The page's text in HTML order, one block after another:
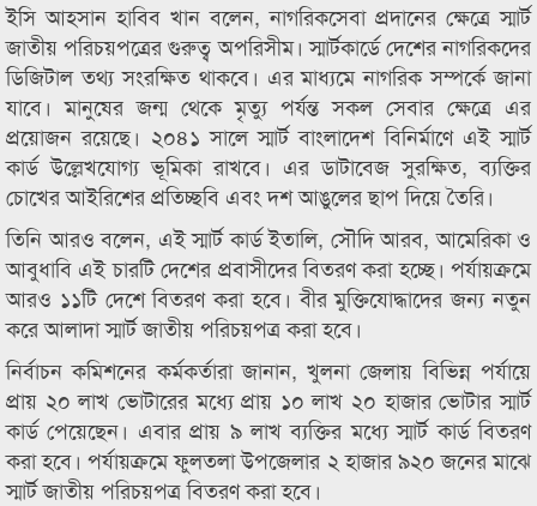
ইসি আহসান হাবিব খান বলেন, নাগরিকসেবা প্রদানের ক্ষেত্রে স্মার্ট
জাতীয় পরিচয়পত্রের গুরুত্ব অপরিসীম। স্মার্টকার্ডে দেশের নাগরিকদের
ডিজিটাল তথ্য সংরক্ষিত থাকবে। এর মাধ্যমে নাগরিক সম্পর্কে জানা
যাবে। মানুষের জন্ম থেকে মৃত্যু পর্যন্ত সকল সেবার ক্ষেত্রে এর
প্রয়োজন রয়েছে। ২০৪১ সালে স্মার্ট বাংলাদেশ বিনির্মাণে এই স্মার্ট
কার্ড উল্লেখযোগ্য ভূমিকা রাখবে। এর ডাটাবেজ সুরক্ষিত, ব্যক্তির
চোখের আইরিশের প্রতিচ্ছবি এবং দশ আঙুলের ছাপ দিয়ে তৈরি।
তিনি আরও বলেন, এই স্মার্ট কার্ড ইতালি, সৌদি আরব, আমেরিকা ও
আবুধাবি এই চারটি দেশের প্রবাসীদের বিতরণ করা হচ্ছে। পর্যায়ক্রমে
আরও ১১টি দেশে বিতরণ করা হবে। বীর মুক্তিযোদ্ধাদের জন্য নতুন
করে আলাদা স্মার্ট জাতীয় পরিচয়পত্র করা হবে।
নির্বাচন কমিশনের কর্মকর্তারা জানান, খুলনা জেলায় বিভিন্ন পর্যায়ে
প্রায় ২০ লাখ ভোটারের মধ্যে প্রায় ১০ লাখ ২০ হাজার ভোটার স্মার্ট
কার্ড পেয়েছেন। এবার প্রায় ৯ লাখ ব্যক্তির মধ্যে স্মার্ট কার্ড বিতরণ
করা হবে। পর্যায়ক্রমে ফুলতলা উপজেলার ২ হাজার ৯২০ জনের মাঝে
স্মার্ট জাতীয় পরিচয়পত্র বিতরণ করা হবে।